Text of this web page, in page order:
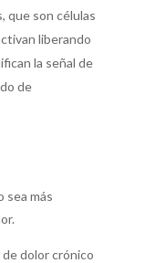
que son células
liberando
la señal de
de
sea más
dolor crónico